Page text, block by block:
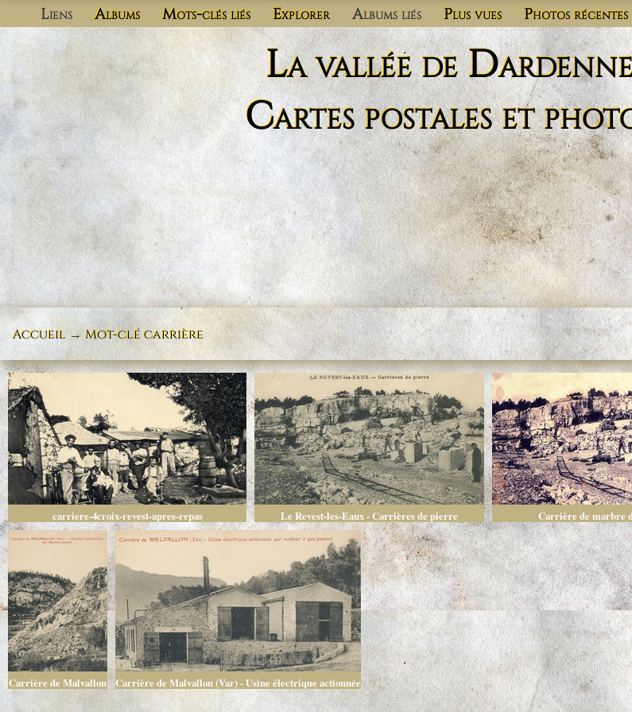
Liens Albums Mots-clés liés Explorer Albums liés Plus vues Photos récentes
La vallée de
Cartes postales et
Accueil→Mot-clécarrière
carriere-4croix-revest-apres-repas Le Revest-les-Eaux - Carrières de pierre Carrière de marbre
Carrière de Malvallon
(Var) - Chantier
Carrière de Malvallon (Var) - Usine électrique actionnée
par moteur à gaz pauvre